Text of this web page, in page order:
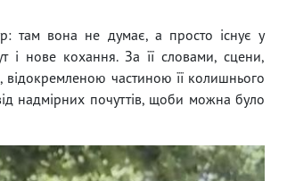
там вона не думає, а просто існує у
і нове кохання. За її словами, сцени,
відокремленою частиною її колишнього
надмірних почуттів, щоби можна було